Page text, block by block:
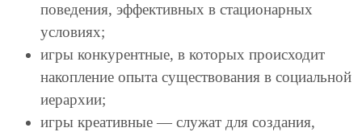
поведения, эффективных в стационарных
условиях;
игры конкурентные, в которых происходит
накопление опыта существования в социальной
иерархии;
игры креативные — служат для создания,